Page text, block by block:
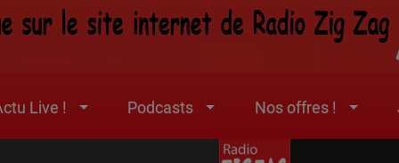
Live ! Podcasts Nos offres !